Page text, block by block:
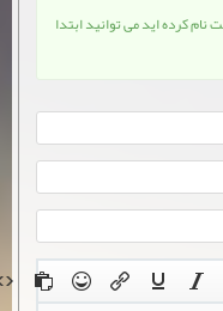
کرده اید می توانید ابتدا